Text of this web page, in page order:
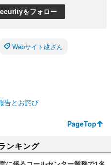
をフォロー
Webサイト改ざん
告とお詫び
PageTop
ンキング
に係るコールセンター業務で1名